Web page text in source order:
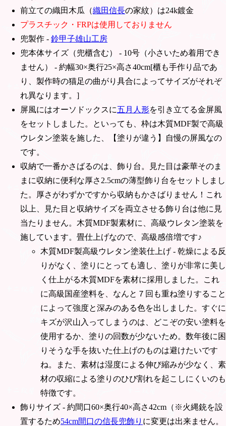
前立ての織田木瓜（織田信長の家紋）は24k鍍金
プラスチック・FRPは使用しておりません
兜製作 - 鈴甲子雄山工房
兜本体サイズ（兜櫃含む） - 10号（小さいため着用でき
ません） - 約幅30×奥行25×高さ40cm[櫃も手作り品であ
り、製作時の猫足の曲がり具合によってサイズがそれぞ
れ異なります。]
屏風にはオーソドックスに五月人形を引き立てる金屏風
をセットしました。といっても、枠は木質MDF製で高級
ウレタン塗装を施した、【塗りが違う】自慢の屏風なの
です。
収納で一番かさばるのは、飾り台。見た目は豪華そのま
まに収納に便利な厚さ2.5cmの薄型飾り台をセットしまし
た。厚さがわずかですから収納もかさばりません！これ
以上、見た目と収納サイズを両立させる飾り台は他に見
当たりません。木質MDF製素材に、高級ウレタン塗装を
施しています。畳仕上げなので、高級感倍増です♪
木質MDF製高級ウレタン塗装仕上げ - 乾燥による反
りがなく、塗りにとっても適し、塗りが非常に美し
く仕上がる木質MDFを素材に採用しました。これ
に高級国産塗料を、なんと７回も重ね塗りすること
によって強度と深みのある色を出しました。すぐに
キズが沢山入ってしまうのは、どこぞの安い塗料を
使用するか、塗りの回数が少ないため。数年後に困
りそうな手を抜いた仕上げのものは避けたいです
ね。また、素材は湿度による伸び縮みが少なく、素
材の収縮による塗りのひび割れを起こしにくいのも
特徴です。
飾りサイズ - 約間口60×奥行40×高さ42cm（※火縄銃を設
置するため54cm間口の信長兜飾り に変更は出来ません。